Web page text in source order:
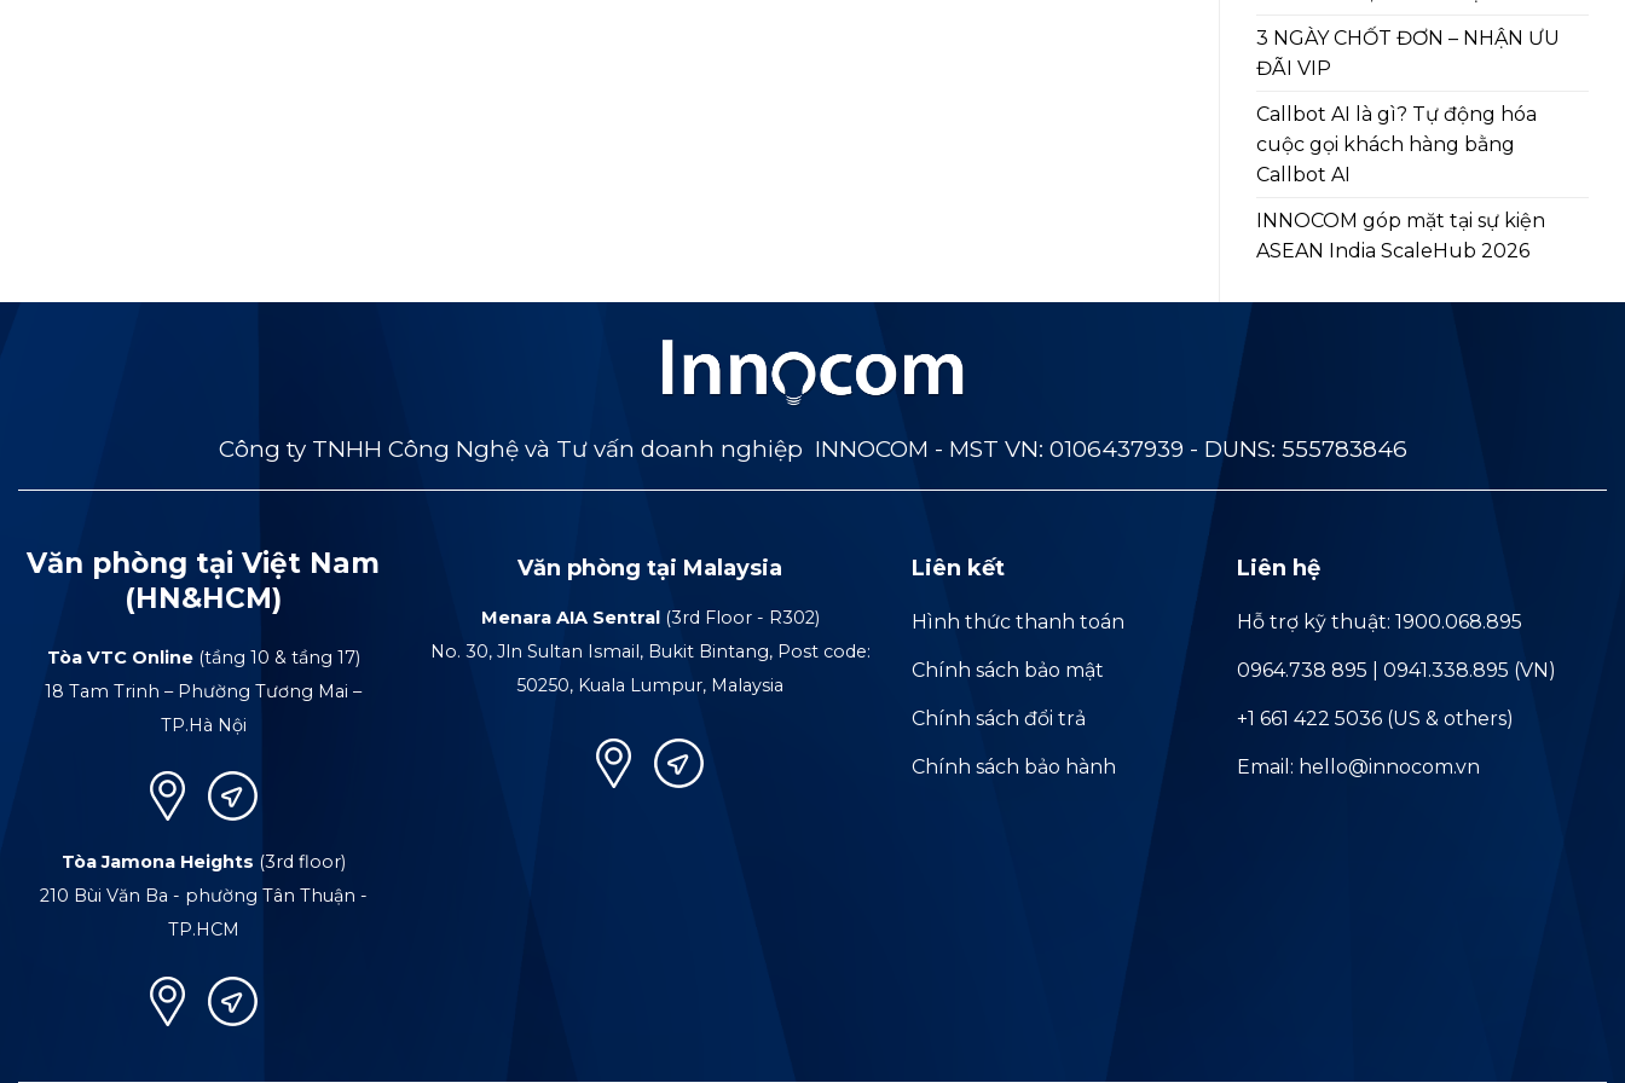
3 NGÀY CHỐT ĐƠN – NHẬN ƯU
ĐÃI VIP
Callbot AI là gì? Tự động hóa
cuộc gọi khách hàng bằng
Callbot AI
INNOCOM góp mặt tại sự kiện
ASEAN India ScaleHub 2026
Công ty TNHH Công Nghệ và Tư vấn doanh nghiệp INNOCOM - MST VN: 0106437939 - DUNS: 555783846
Văn phòng tại Việt Nam
(HN&HCM)
Tòa VTC Online(tầng 10 & tầng 17)
18 Tam Trinh – Phường Tương Mai –
TP.Hà Nội
Tòa Jamona Heights (3rd floor)
210 Bùi Văn Ba - phường Tân Thuận -
TP.HCM
Văn phòng tại Malaysia
Menara AIA Sentral (3rd Floor - R302)
No. 30, Jln Sultan Ismail, Bukit Bintang, Post code:
50250, Kuala Lumpur, Malaysia
Liên kết
Hình thức thanh toán
Chính sách bảo mật
Chính sách đổi trả
Chính sách bảo hành
Liên hệ
Hỗ trợ kỹ thuật: 1900.068.895
0964.738 895 | 0941.338.895 (VN)
+1 661 422 5036 (US & others)
Email: hello@innocom.vn